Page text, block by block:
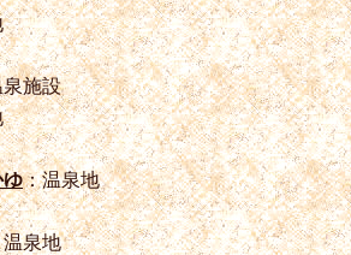
施設
ゆ：温泉地
温泉地